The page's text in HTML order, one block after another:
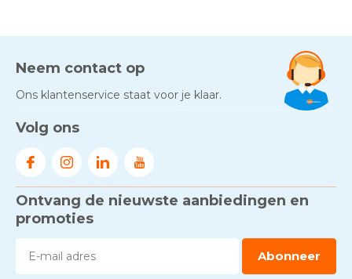
Neem contact op
Ons klantenservice staat voor je klaar.
Volg ons
Ontvang de nieuwste aanbiedingen en
promoties
Abonneer